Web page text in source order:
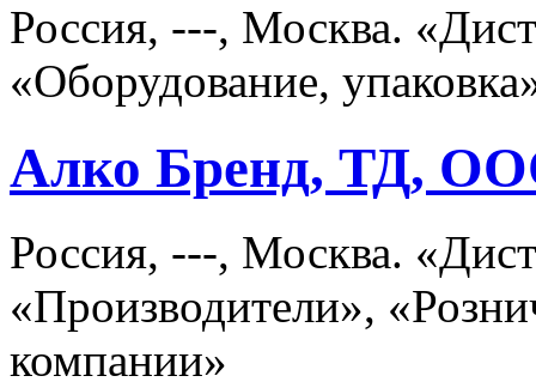
Россия, ---, Москва.
«Оборудование,
Алко Бренд, ТД,
Россия, ---, Москва.
«Производители»,
компании»